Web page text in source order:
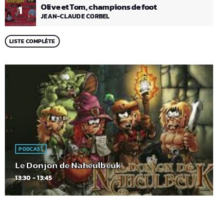
1 Olive et Tom, champions de foot
JEAN-CLAUDE CORBEL
LISTE COMPLÈTE
PODCAST
Le Donjon de Naheulbeuk
13:30 - 13:45